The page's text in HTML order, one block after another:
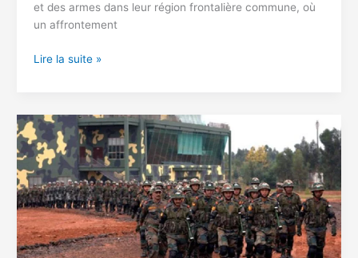
et des armes dans leur région frontalière commune, où
un affrontement
L’Inde
la
Chine
dans
tout
conflit
militaire
en
utilisant
Lire la suite »